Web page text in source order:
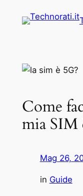
Come
mia SIM
Mag 26,
in Guide